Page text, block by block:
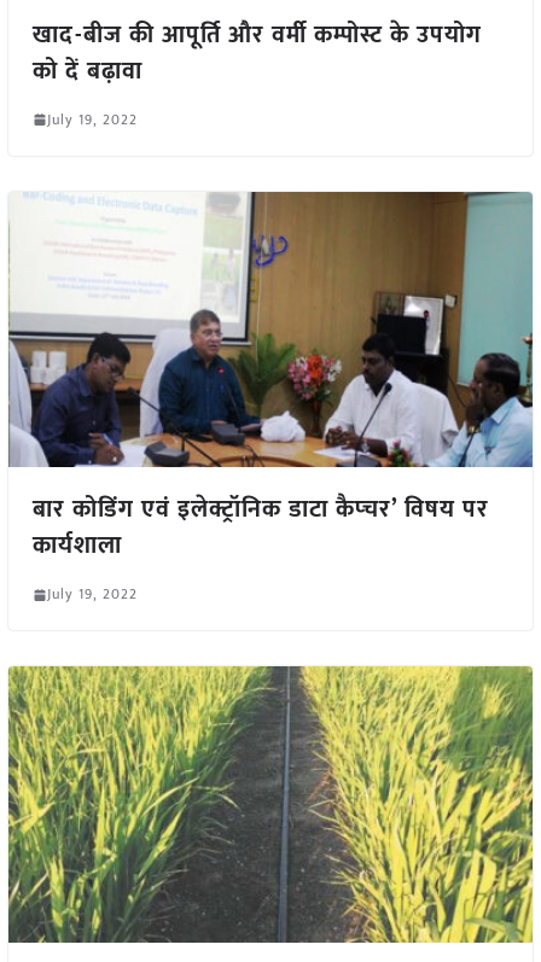
खाद-बीज की आपूर्ति और वर्मी कम्पोस्ट के उपयोग
को दें बढ़ावा
July 19, 2022
बार कोडिंग एवं इलेक्ट्रॉनिक डाटा कैप्चर’ विषय पर
कार्यशाला
July 19, 2022